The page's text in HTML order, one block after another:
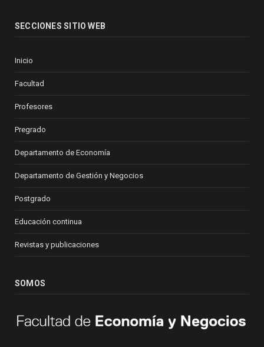
SECCIONES SITIO WEB
Inicio
Facultad
Profesores
Pregrado
Departamento de Economía
Departamento de Gestión y Negocios
Postgrado
Educación continua
Revistas y publicaciones
SOMOS